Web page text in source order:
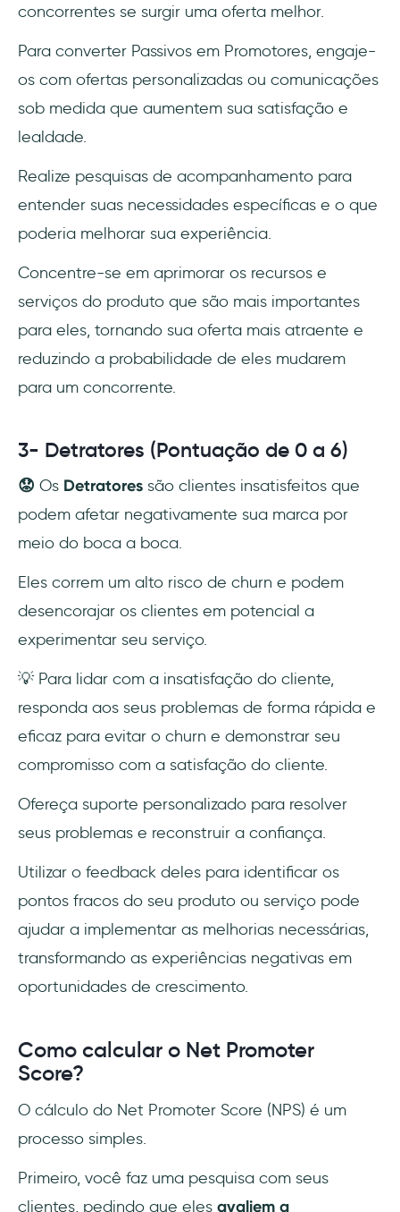
concorrentes se surgir uma oferta melhor.
Para converter Passivos em Promotores, engaje-
os com ofertas personalizadas ou comunicações
sob medida que aumentem sua satisfação e
lealdade.
Realize pesquisas de acompanhamento para
entender suas necessidades específicas e o que
poderia melhorar sua experiência.
Concentre-se em aprimorar os recursos e
serviços do produto que são mais importantes
para eles, tornando sua oferta mais atraente e
reduzindo a probabilidade de eles mudarem
para um concorrente.
3- Detratores (Pontuação de 0 a 6)
😟 Os Detratores são clientes insatisfeitos que
podem afetar negativamente sua marca por
meio do boca a boca.
Eles correm um alto risco de churn e podem
desencorajar os clientes em potencial a
experimentar seu serviço.
💡 Para lidar com a insatisfação do cliente,
responda aos seus problemas de forma rápida e
eficaz para evitar o churn e demonstrar seu
compromisso com a satisfação do cliente.
Ofereça suporte personalizado para resolver
seus problemas e reconstruir a confiança.
Utilizar o feedback deles para identificar os
pontos fracos do seu produto ou serviço pode
ajudar a implementar as melhorias necessárias,
transformando as experiências negativas em
oportunidades de crescimento.
Como calcular o Net Promoter
Score?
O cálculo do Net Promoter Score (NPS) é um
processo simples.
Primeiro, você faz uma pesquisa com seus
clientes, pedindo que eles avaliem a